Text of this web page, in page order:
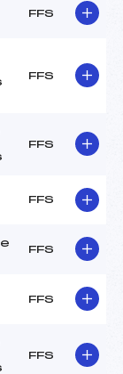
FFS
FFS
FFS
FFS
FFS
FFS
FFS